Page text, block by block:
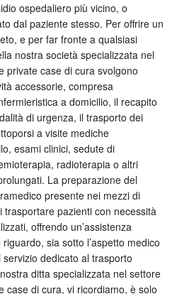
ospedaliero più vicino, o
dal paziente stesso. Per offrire un
e per far fronte a qualsiasi
nostra società specializzata nel
private case di cura svolgono
accessorie, compresa
a domicilio, il recapito
di urgenza, il trasporto dei
a visite mediche
esami clinici, sedute di
radioterapia o altri
La preparazione del
presente nei mezzi di
trasportare pazienti con necessità
offrendo un’assistenza
sia sotto l’aspetto medico
dedicato al trasporto
ditta specializzata nel settore
case di cura, vi ricordiamo, è solo